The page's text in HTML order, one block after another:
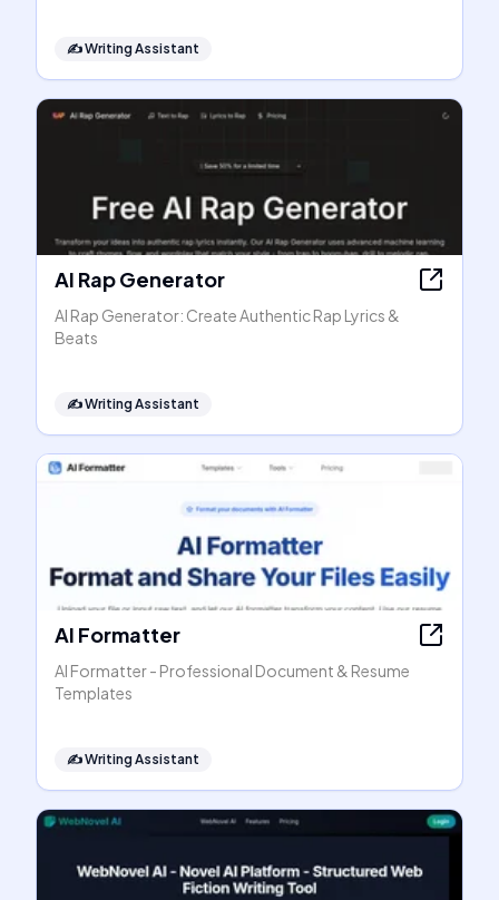
✍️Writing Assistant
AI Rap Generator
AI Rap Generator: Create Authentic Rap Lyrics &
Beats
✍️Writing Assistant
AI Formatter
AI Formatter - Professional Document & Resume
Templates
✍️Writing Assistant